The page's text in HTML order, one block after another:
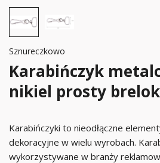
Sznureczkowo
Karabińczyk
nikiel prosty
Karabińczyki to nieodłączne
dekoracyjne w wielu wyrobach.
wykorzystywane w branży